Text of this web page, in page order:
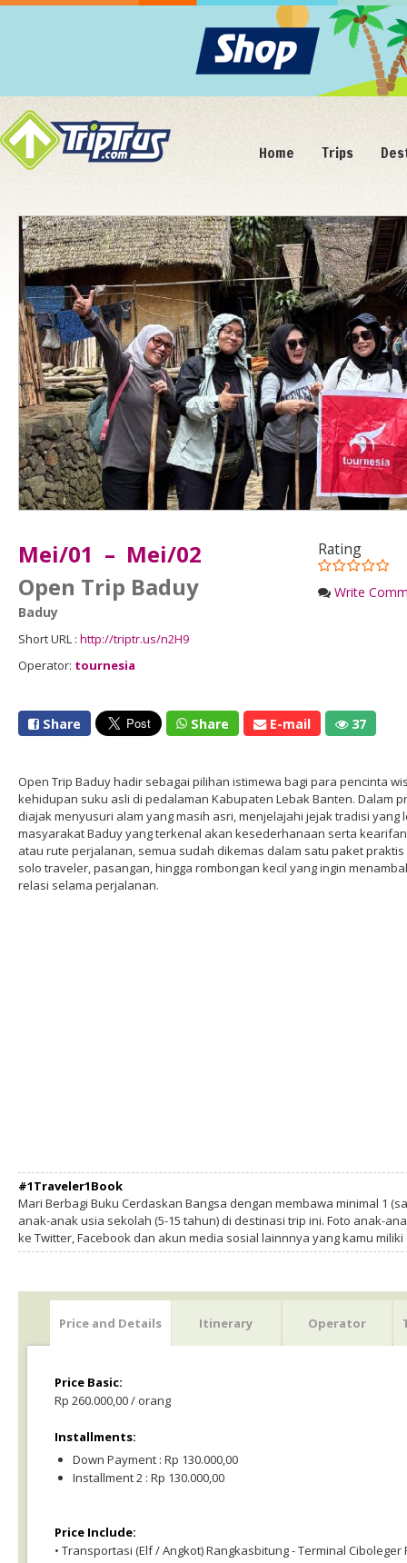
Home Trips
Rating
Write
Mei/01 – Mei/02
Open Trip Baduy
Baduy
Short URL : http://triptr.us/n2H9
Operator: tournesia
Share Share E-mail 37
Open Trip Baduy hadir sebagai pilihan istimewa bagi para pencinta
kehidupan suku asli di pedalaman Kabupaten Lebak Banten. Dalam
diajak menyusuri alam yang masih asri, menjelajahi jejak tradisi
masyarakat Baduy yang terkenal akan kesederhanaan serta
atau rute perjalanan, semua sudah dikemas dalam satu paket
solo traveler, pasangan, hingga rombongan kecil yang ingin
relasi selama perjalanan.
#1Traveler1Book
Mari Berbagi Buku Cerdaskan Bangsa dengan membawa minimal 1
anak-anak usia sekolah (5-15 tahun) di destinasi trip ini. Foto anak-
ke Twitter, Facebook dan akun media sosial lainnnya yang kamu
Price and Details Itinerary Operator
Price Basic:
Rp 260.000,00 / orang
Installments:
Down Payment : Rp 130.000,00
Installment 2 : Rp 130.000,00
Price Include:
• Transportasi (Elf / Angkot) Rangkasbitung - Terminal